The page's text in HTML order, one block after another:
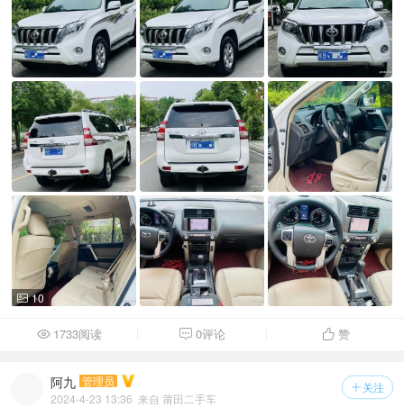
 10
 1733阅读  0评论  赞
 关注
阿九 管理员
2024-4-23 13:36 来自 莆田二手车